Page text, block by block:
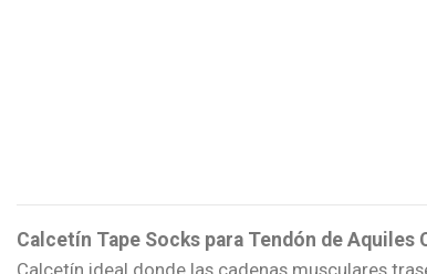
Calcetín Tape Socks para Tendón de Aquiles
Calcetín ideal donde las cadenas musculares